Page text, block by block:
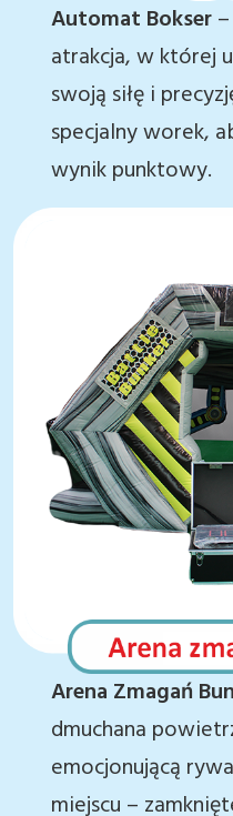
Automat Bokser–
atrakcja, w której
swoją siłę i
specjalny worek,
wynik punktowy.
Arena Zmagań
dmuchana
emocjonującą
miejscu –